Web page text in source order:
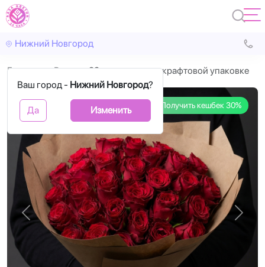
Нижний Новгород
Ваш город - Нижний Новгород?
Да Изменить
Главная Розы 29 красных роз в крафтовой упаковке
Получить кешбек 30%
Назад